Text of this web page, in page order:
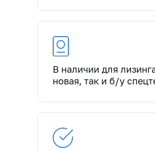
В наличии для
новая, так и б/у